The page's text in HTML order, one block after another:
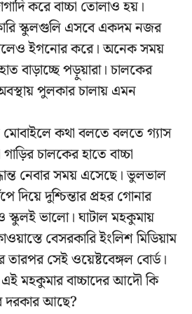
করে বাচ্চা তোলাও হয়।
স্কুলগুলি এসবে একদম নজর
ইগনোর করে। অনেক সময়
বাড়াচ্ছে পড়ুয়ারা। চালকের
পুলকার চালায় এমন
কথা বলতে বলতে গ্যাস
চালকের হাতে বাচ্চা
নেবার সময় এসেছে। ভুলভাল
দিয়ে দুশ্চিন্তার প্রহর গোনার
ভালো। ঘাটাল মহকুমায়
বেসরকারি ইংলিশ মিডিয়াম
তারপর সেই ওয়েষ্টবেঙ্গল বোর্ড।
মহকুমার বাচ্চাদের আদৌ কি
দরকার আছে?